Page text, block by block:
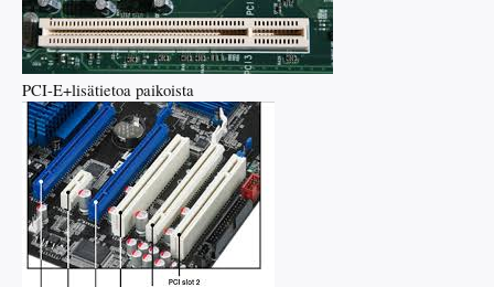
PCI-E+lisätietoa paikoista